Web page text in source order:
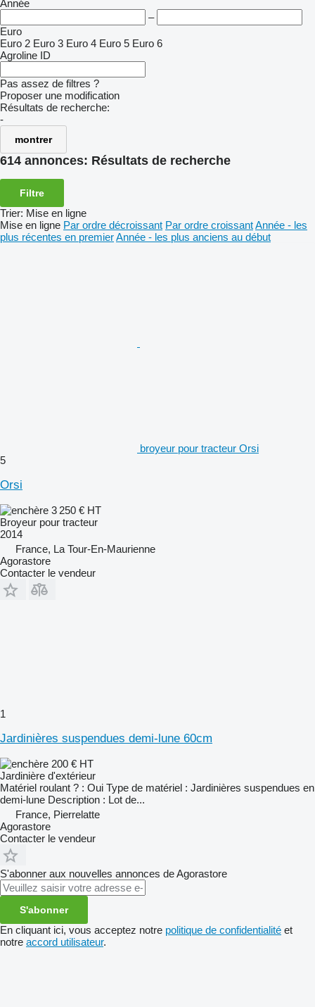
Année
–
Euro
Euro 2 Euro 3 Euro 4 Euro 5 Euro 6
Agroline ID
Pas assez de filtres ?
Proposer une modification
Résultats de recherche:
-
montrer
614 annonces: Résultats de recherche
Filtre
Trier: Mise en ligne
Mise en ligne Par ordre décroissant Par ordre croissantAnnée - les
plus récentes en premierAnnée - les plus anciens au début
broyeur pour tracteur Orsi
5
Orsi
3 250 € HT
Broyeur pour tracteur
2014
France, La Tour-En-Maurienne
Agorastore
Contacter le vendeur
1
Jardinières suspendues demi-lune 60cm
200 € HT
Jardinière d'extérieur
Matériel roulant ? : Oui Type de matériel : Jardinières suspendues en
demi-lune Description : Lot de...
France, Pierrelatte
Agorastore
Contacter le vendeur
S'abonner aux nouvelles annonces de Agorastore
S'abonner
En cliquant ici, vous acceptez notre politique de confidentialité et
notre accord utilisateur.